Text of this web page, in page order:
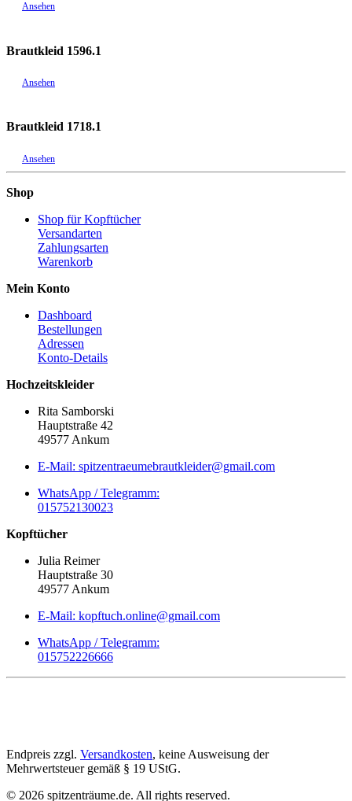
Ansehen
Brautkleid 1596.1
Ansehen
Brautkleid 1718.1
Ansehen
Shop
Shop für Kopftücher
Versandarten
Zahlungsarten
Warenkorb
Mein Konto
Dashboard
Bestellungen
Adressen
Konto-Details
Hochzeitskleider
Rita Samborski
Hauptstraße 42
49577 Ankum
E-Mail: spitzentraeumebrautkleider@gmail.com
WhatsApp / Telegramm:
015752130023
Kopftücher
Julia Reimer
Hauptstraße 30
49577 Ankum
E-Mail: kopftuch.online@gmail.com
WhatsApp / Telegramm:
015752226666
Endpreis zzgl. Versandkosten, keine Ausweisung der
Mehrwertsteuer gemäß § 19 UStG.
© 2026 spitzenträume.de. All rights reserved.